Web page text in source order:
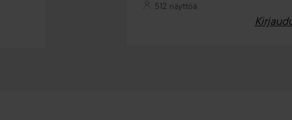
512 näyttöä